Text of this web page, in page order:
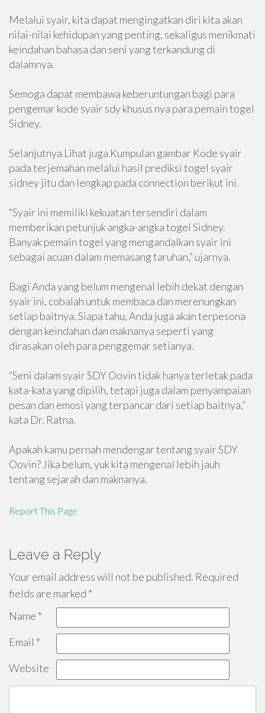
Melalui syair, kita dapat mengingatkan diri kita akan
nilai-nilai kehidupan yang penting, sekaligus menikmati
keindahan bahasa dan seni yang terkandung di
dalamnya.
Semoga dapat membawa keberuntungan bagi para
pengemar kode syair sdy khusus nya para pemain togel
Sidney.
Selanjutnya Lihat juga Kumpulan gambar Kode syair
pada terjemahan melalui hasil prediksi togel syair
sidney jitu dan lengkap pada connection berikut ini.
“Syair ini memiliki kekuatan tersendiri dalam
memberikan petunjuk angka-angka togel Sidney.
Banyak pemain togel yang mengandalkan syair ini
sebagai acuan dalam memasang taruhan,” ujarnya.
Bagi Anda yang belum mengenal lebih dekat dengan
syair ini, cobalah untuk membaca dan merenungkan
setiap baitnya. Siapa tahu, Anda juga akan terpesona
dengan keindahan dan maknanya seperti yang
dirasakan oleh para penggemar setianya.
“Seni dalam syair SDY Oovin tidak hanya terletak pada
kata-kata yang dipilih, tetapi juga dalam penyampaian
pesan dan emosi yang terpancar dari setiap baitnya,”
kata Dr. Ratna.
Apakah kamu pernah mendengar tentang syair SDY
Oovin? Jika belum, yuk kita mengenal lebih jauh
tentang sejarah dan maknanya.
Report This Page
Leave a Reply
Your email address will not be published. Required
fields are marked *
Name *
Email *
Website